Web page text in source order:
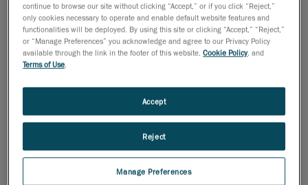
continue to browse our site without clicking “Accept,” or if you click “Reject,”
only cookies necessary to operate and enable default website features and
functionalities will be deployed. By using this site or clicking “Accept,” “Reject,”
or “Manage Preferences” you acknowledge and agree to our Privacy Policy
available through the link in the footer of this website,Cookie Policy, and
Terms of Use
Manage Preferences
Reject
Accept